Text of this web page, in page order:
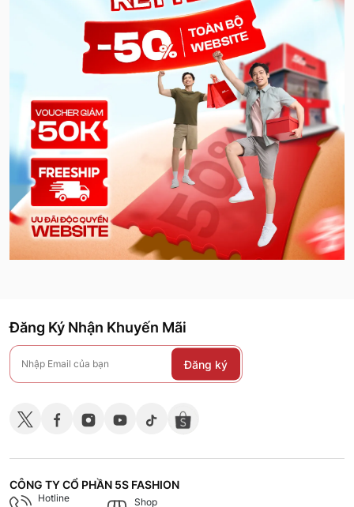
Đăng Ký Nhận Khuyến Mãi
Đăng ký
CÔNG TY CỔ PHẦN 5S FASHION
Hotline Shop